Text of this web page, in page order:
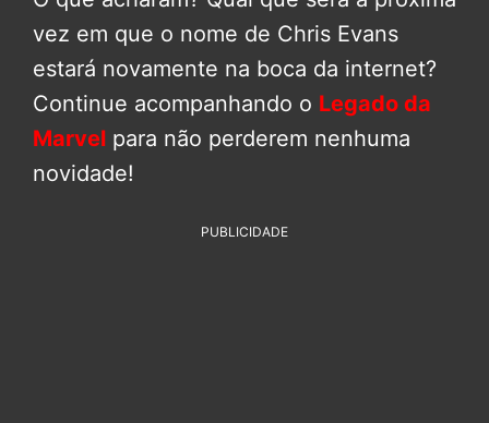
vez em que o nome de Chris Evans
estará novamente na boca da internet?
Continue acompanhando o Legado da
Marvel para não perderem nenhuma
novidade!
PUBLICIDADE